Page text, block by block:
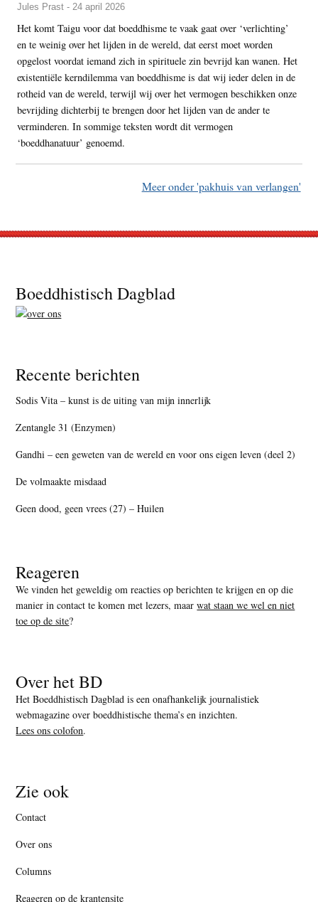
Jules Prast - 24 april 2026
Het komt Taigu voor dat boeddhisme te vaak gaat over ‘verlichting’
en te weinig over het lijden in de wereld, dat eerst moet worden
opgelost voordat iemand zich in spirituele zin bevrijd kan wanen. Het
existentiële kerndilemma van boeddhisme is dat wij ieder delen in de
rotheid van de wereld, terwijl wij over het vermogen beschikken onze
bevrijding dichterbij te brengen door het lijden van de ander te
verminderen. In sommige teksten wordt dit vermogen
‘boeddhanatuur’ genoemd.
Meer onder 'pakhuis van verlangen'
Footer
Boeddhistisch Dagblad
Recente berichten
Sodis Vita – kunst is de uiting van mijn innerlijk
Zentangle 31 (Enzymen)
Gandhi – een geweten van de wereld en voor ons eigen leven (deel 2)
De volmaakte misdaad
Geen dood, geen vrees (27) – Huilen
Reageren
We vinden het geweldig om reacties op berichten te krijgen en op die
manier in contact te komen met lezers, maarwat staan we wel en niet
toe op de site?
Over het BD
Het Boeddhistisch Dagblad is een onafhankelijk journalistiek
webmagazine over boeddhistische thema’s en inzichten.
Lees ons colofon.
Zie ook
Contact
Over ons
Columns
Reageren op de krantensite